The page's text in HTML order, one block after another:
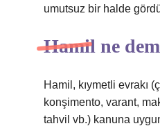
umutsuz bir halde
Hamil ne
Hamil, kıymetli evrakı
konşimento, varant,
tahvil vb.) kanuna